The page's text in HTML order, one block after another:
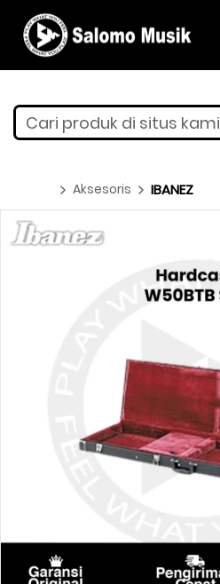
Cari produk di situs kami
Aksesoris IBANEZ